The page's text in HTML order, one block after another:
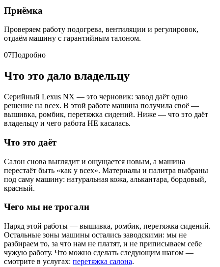
Приёмка
Проверяем работу подогрева, вентиляции и регулировок,
отдаём машину с гарантийным талоном.
07Подробно
Что это дало владельцу
Серийный Lexus NX — это черновик: завод даёт одно
решение на всех. В этой работе машина получила своё —
вышивка, ромбик, перетяжка сидений. Ниже — что это даёт
владельцу и чего работа НЕ касалась.
Что это даёт
Салон снова выглядит и ощущается новым, а машина
перестаёт быть «как у всех». Материалы и палитра выбраны
под саму машину: натуральная кожа, алькантара, бордовый,
красный.
Чего мы не трогали
Наряд этой работы — вышивка, ромбик, перетяжка сидений.
Остальные зоны машины остались заводскими: мы не
разбираем то, за что нам не платят, и не приписываем себе
чужую работу. Что можно сделать следующим шагом —
смотрите в услугах: перетяжка салона.